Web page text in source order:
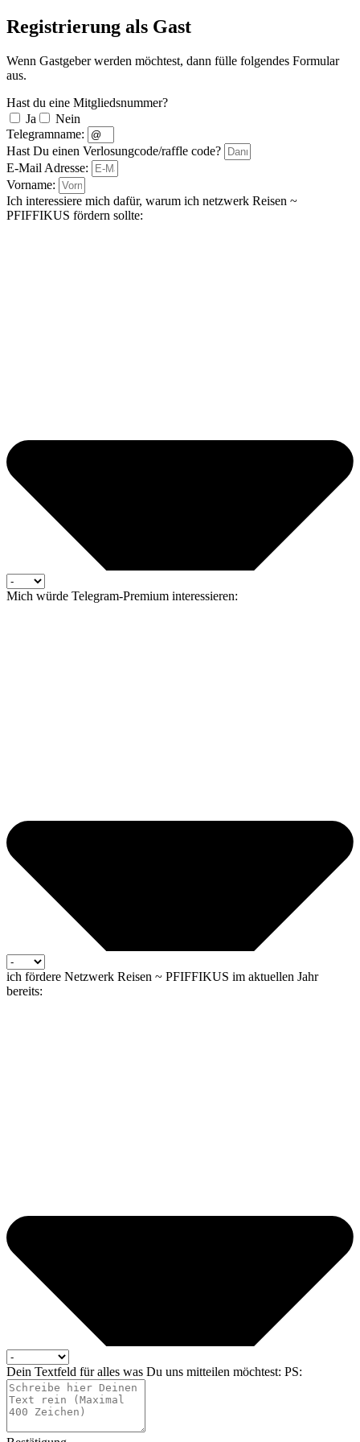
Registrierung als Gast
Wenn Gastgeber werden möchtest, dann fülle folgendes Formular
aus.
Hast du eine Mitgliedsnummer?
Ja
Nein
Telegramname:
Hast Du einen Verlosungcode/raffle code?
E-Mail Adresse:
Vorname:
Ich interessiere mich dafür, warum ich netzwerk Reisen ~
PFIFFIKUS fördern sollte:
Mich würde Telegram-Premium interessieren:
ich fördere Netzwerk Reisen ~ PFIFFIKUS im aktuellen Jahr
bereits:
Dein Textfeld für alles was Du uns mitteilen möchtest: PS: